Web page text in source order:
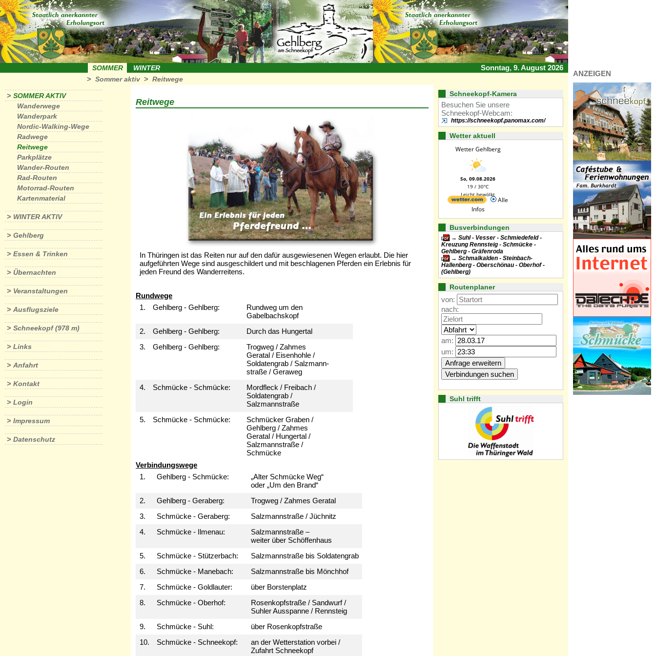
SOMMER WINTER
Sonntag, 9. August 2026
> Sommer aktiv > Reitwege
> SOMMER AKTIV
Wanderwege
Wanderpark
Nordic-Walking-Wege
Radwege
Reitwege
Parkplätze
Wander-Routen
Rad-Routen
Motorrad-Routen
Kartenmaterial
> WINTER AKTIV
> Gehlberg
> Essen & Trinken
> Übernachten
> Veranstaltungen
> Ausflugsziele
> Schneekopf (978 m)
> Links
> Anfahrt
> Kontakt
> Login
> Impressum
> Datenschutz
Reitwege
In Thüringen ist das Reiten nur auf den dafür ausgewiesenen Wegen erlaubt. Die hier
aufgeführten Wege sind ausgeschildert und mit beschlagenen Pferden ein Erlebnis für
jeden Freund des Wanderreitens.
Rundwege
1.
Gehlberg - Gehlberg:
Rundweg um den
Gabelbachskopf
2.
Gehlberg - Gehlberg:
Durch das Hungertal
3.
Gehlberg - Gehlberg:
Trogweg / Zahmes
Geratal / Eisenhohle /
Soldatengrab / Salzmann-
straße / Geraweg
4.
Schmücke - Schmücke:
Mordfleck / Freibach /
Soldatengrab /
Salzmannstraße
5.
Schmücke - Schmücke:
Schmücker Graben /
Gehlberg / Zahmes
Geratal / Hungertal /
Salzmannstraße /
Schmücke
Verbindungswege
1.
Gehlberg - Schmücke:
„Alter Schmücke Weg“
oder „Um den Brand“
2.
Gehlberg - Geraberg:
Trogweg / Zahmes Geratal
3.
Schmücke - Geraberg:
Salzmannstraße / Jüchnitz
4.
Schmücke - Ilmenau:
Salzmannstraße –
weiter über Schöffenhaus
5.
Schmücke - Stützerbach:
Salzmannstraße bis Soldatengrab
6.
Schmücke - Manebach:
Salzmannstraße bis Mönchhof
7.
Schmücke - Goldlauter:
über Borstenplatz
8.
Schmücke - Oberhof:
Rosenkopfstraße / Sandwurf /
Suhler Ausspanne / Rennsteig
9.
Schmücke - Suhl:
über Rosenkopfstraße
10.
Schmücke - Schneekopf:
an der Wetterstation vorbei /
Zufahrt Schneekopf
Schneekopf-Kamera
Besuchen Sie unsere
Schneekopf-Webcam:
https://schneekopf.panomax.com/
Wetter aktuell
Wetter Gehlberg
So, 09.08.2026
19 / 30°C
Leicht bewölkt
Alle
Infos
Busverbindungen
Suhl - Vesser - Schmiedefeld -
Kreuzung Rennsteig - Schmücke -
Gehlberg - Gräfenroda
Schmalkalden - Steinbach-
Hallenberg - Oberschönau - Oberhof -
(Gehlberg)
Routenplaner
von:
nach:
am:
um:
Suhl trifft
ANZEIGEN